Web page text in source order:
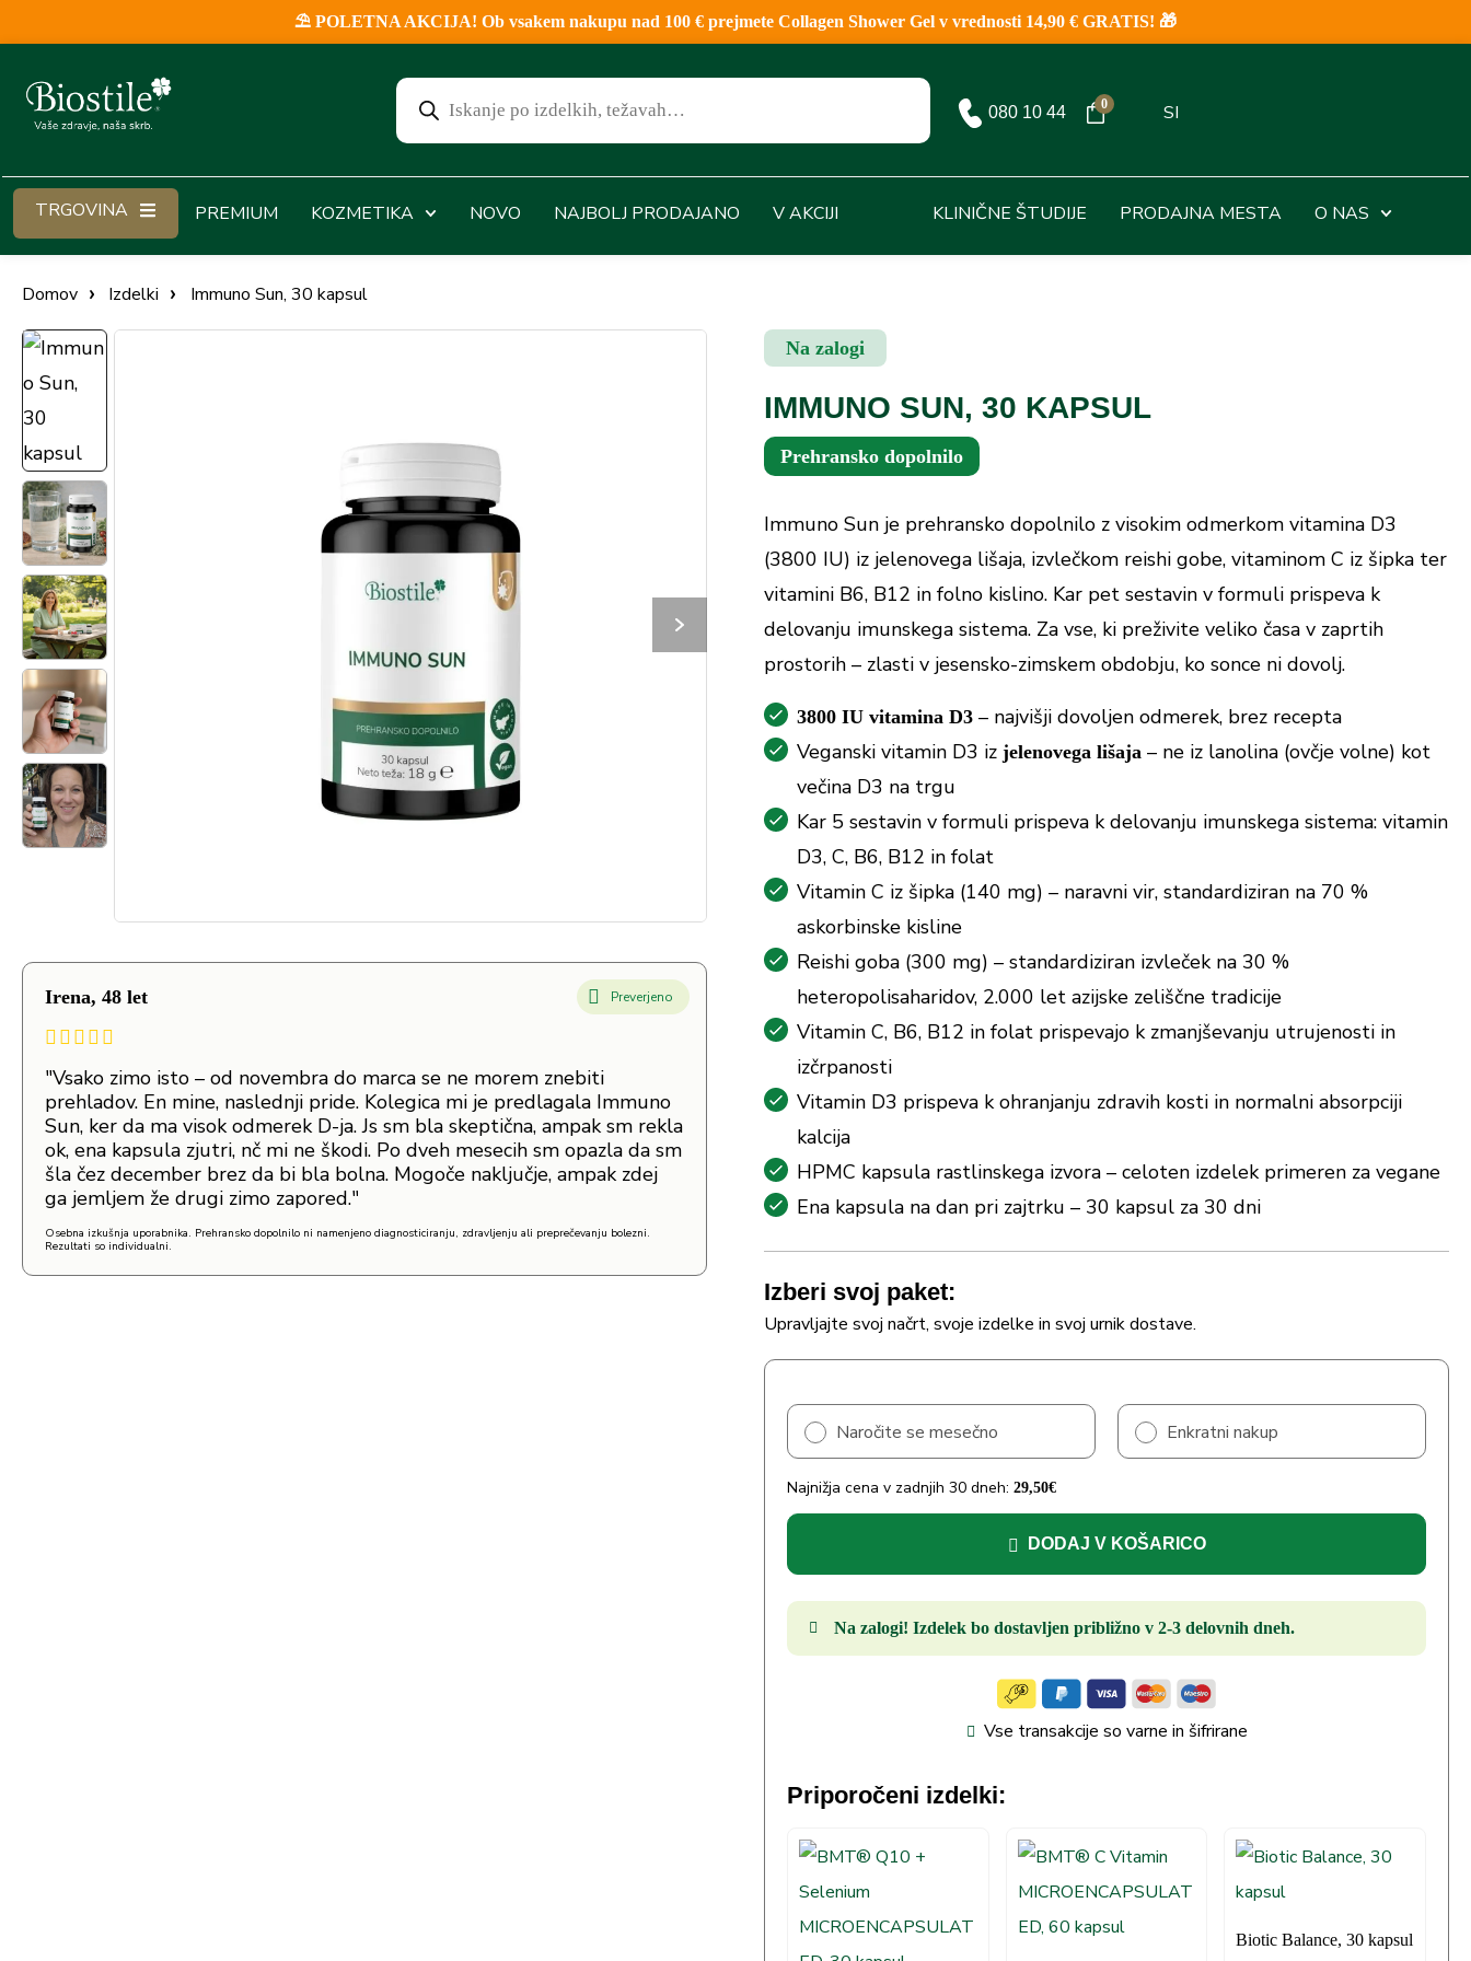
⛱️ POLETNA AKCIJA! Ob vsakem nakupu nad 100 € prejmete Collagen Shower Gel v vrednosti 14,90 € GRATIS! 🎁
080 10 44 0 SI
TRGOVINA PREMIUM KOZMETIKA NOVO NAJBOLJ PRODAJANO V AKCIJI KLINIČNE ŠTUDIJE PRODAJNA MESTA O NAS
Domov Izdelki Immuno Sun, 30 kapsul
Irena, 48 let Preverjeno
"Vsako zimo isto – od novembra do marca se ne morem znebiti
prehladov. En mine, naslednji pride. Kolegica mi je predlagala Immuno
Sun, ker da ma visok odmerek D-ja. Js sm bla skeptična, ampak sm rekla
ok, ena kapsula zjutri, nč mi ne škodi. Po dveh mesecih sm opazla da sm
šla čez december brez da bi bla bolna. Mogoče naključje, ampak zdej
ga jemljem že drugi zimo zapored."
Osebna izkušnja uporabnika. Prehransko dopolnilo ni namenjeno diagnosticiranju, zdravljenju ali preprečevanju bolezni.
Rezultati so individualni.
Na zalogi
IMMUNO SUN, 30 KAPSUL
Prehransko dopolnilo
Immuno Sun je prehransko dopolnilo z visokim odmerkom vitamina D3
(3800 IU) iz jelenovega lišaja, izvlečkom reishi gobe, vitaminom C iz šipka ter
vitamini B6, B12 in folno kislino. Kar pet sestavin v formuli prispeva k
delovanju imunskega sistema. Za vse, ki preživite veliko časa v zaprtih
prostorih – zlasti v jesensko-zimskem obdobju, ko sonce ni dovolj.
3800 IU vitamina D3 – najvišji dovoljen odmerek, brez recepta
Veganski vitamin D3 izjelenovega lišaja – ne iz lanolina (ovčje volne) kot
večina D3 na trgu
Kar 5 sestavin v formuli prispeva k delovanju imunskega sistema: vitamin
D3, C, B6, B12 in folat
Vitamin C iz šipka (140 mg) – naravni vir, standardiziran na 70 %
askorbinske kisline
Reishi goba (300 mg) – standardiziran izvleček na 30 %
heteropolisaharidov, 2.000 let azijske zeliščne tradicije
Vitamin C, B6, B12 in folat prispevajo k zmanjševanju utrujenosti in
izčrpanosti
Vitamin D3 prispeva k ohranjanju zdravih kosti in normalni absorpciji
kalcija
HPMC kapsula rastlinskega izvora – celoten izdelek primeren za vegane
Ena kapsula na dan pri zajtrku – 30 kapsul za 30 dni
Izberi svoj paket:
Upravljajte svoj načrt, svoje izdelke in svoj urnik dostave.
Enkratni nakup
Naročite se mesečno
Najnižja cena v zadnjih 30 dneh:29,50€
DODAJ V KOŠARICO
Na zalogi! Izdelek bo dostavljen približno v 2-3 delovnih dneh.
Vse transakcije so varne in šifrirane
Priporočeni izdelki:
Biotic Balance, 30 kapsul